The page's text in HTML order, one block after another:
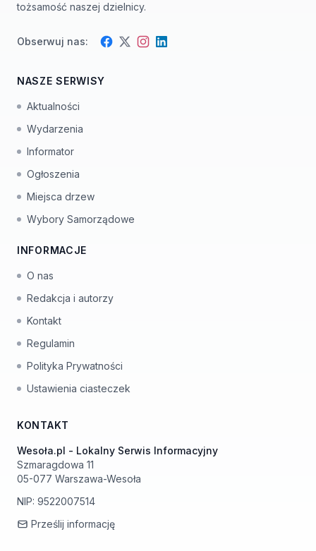
tożsamość naszej dzielnicy.
Obserwuj nas: Facebook
TwitterInstagram
LinkedIn
NASZE SERWISY
Aktualności
Wydarzenia
Informator
Ogłoszenia
Miejsca drzew
Wybory Samorządowe
INFORMACJE
O nas
Redakcja i autorzy
Kontakt
Regulamin
Polityka Prywatności
Ustawienia ciasteczek
KONTAKT
Wesoła.pl - Lokalny Serwis Informacyjny
Szmaragdowa 11
05-077 Warszawa-Wesoła
NIP: 9522007514
Prześlij informację